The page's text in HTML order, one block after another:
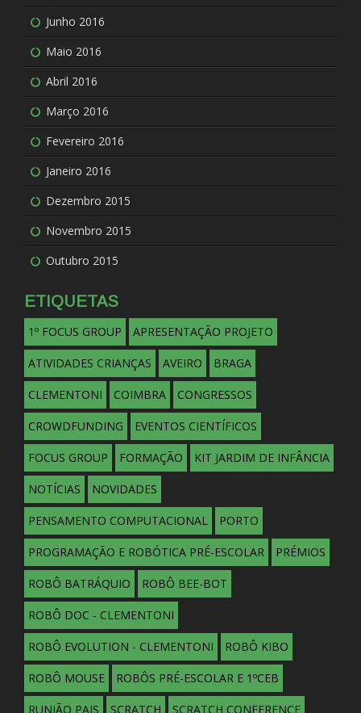
Junho 2016
Maio 2016
Abril 2016
Março 2016
Fevereiro 2016
Janeiro 2016
Dezembro 2015
Novembro 2015
Outubro 2015
ETIQUETAS
1º FOCUS GROUP APRESENTAÇÃO PROJETO
ATIVIDADES CRIANÇAS AVEIRO BRAGA
CLEMENTONI COIMBRA CONGRESSOS
CROWDFUNDING EVENTOS CIENTÍFICOS
FOCUS GROUP FORMAÇÃO KIT JARDIM DE INFÂNCIA
NOTÍCIAS NOVIDADES
PENSAMENTO COMPUTACIONAL PORTO
PROGRAMAÇÃO E ROBÓTICA PRÉ-ESCOLAR PRÉMIOS
ROBÔ BATRÁQUIO ROBÔ BEE-BOT
ROBÔ DOC - CLEMENTONI
ROBÔ EVOLUTION - CLEMENTONI ROBÔ KIBO
ROBÔ MOUSE ROBÔS PRÉ-ESCOLAR E 1ºCEB
RUNIÃO PAIS SCRATCH SCRATCH CONFERENCE